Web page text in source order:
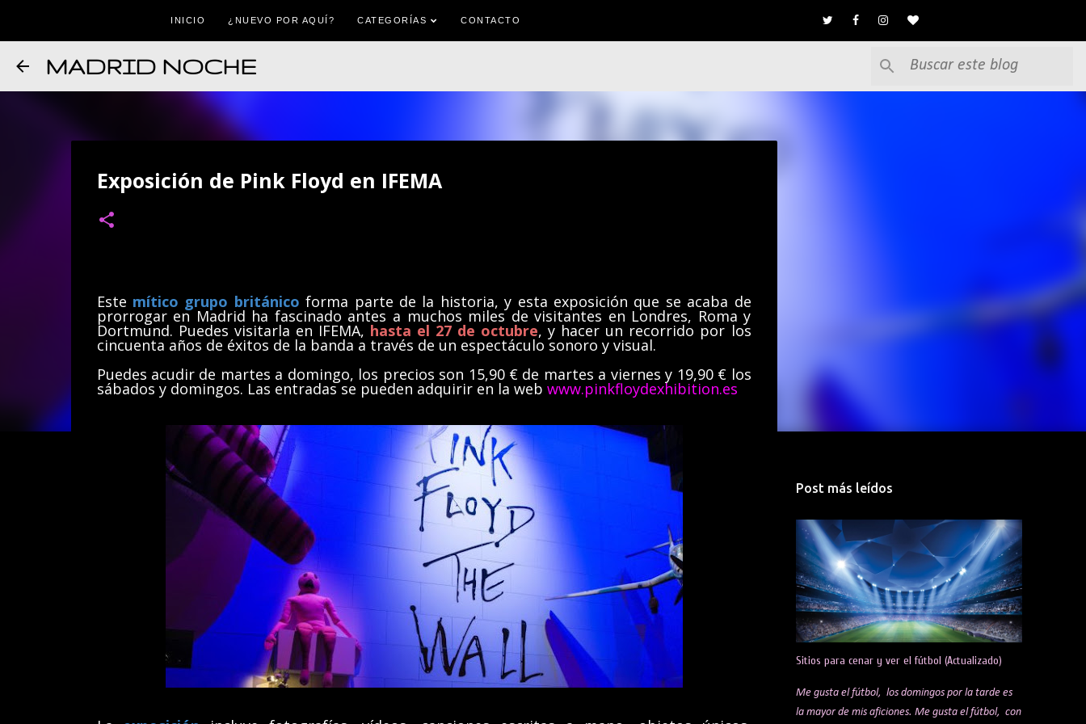
INICIO ¿NUEVO POR AQUÍ? CATEGORÍAS CONTACTO
Ir al contenido principal
MADRID NOCHE
Exposición de Pink Floyd en IFEMA
Este mítico grupo británicoforma parte de la historia, y esta exposición que se acaba de
prorrogar en Madrid ha fascinado antes a muchos miles de visitantes en Londres, Roma y
Dortmund. Puedes visitarla en IFEMA, hasta el 27 de octubre, y hacer un recorrido por los
cincuenta años de éxitos de la banda a través de un espectáculo sonoro y visual.
Puedes acudir de martes a domingo, los precios son 15,90 € de martes a viernes y 19,90 € los
sábados y domingos. Las entradas se pueden adquirir en la web www.pinkfloydexhibition.es
Post más leídos
Sitios para cenar y ver el fútbol (Actualizado)
Me gusta el fútbol, los domingos por la tarde es
la mayor de mis aficiones. Me gusta el fútbol, con